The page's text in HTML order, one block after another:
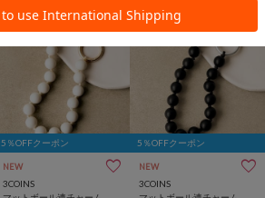
5％OFFクーポン
NEW
3COINS
5％OFFクーポン
NEW
3COINS